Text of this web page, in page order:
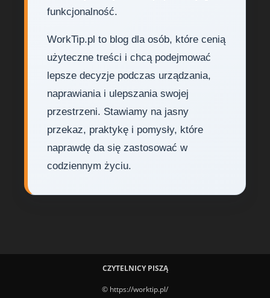
funkcjonalność.
WorkTip.pl to blog dla osób, które cenią
użyteczne treści i chcą podejmować
lepsze decyzje podczas urządzania,
naprawiania i ulepszania swojej
przestrzeni. Stawiamy na jasny
przekaz, praktykę i pomysły, które
naprawdę da się zastosować w
codziennym życiu.
CZYTELNICY PISZĄ
© https://worktip.pl/